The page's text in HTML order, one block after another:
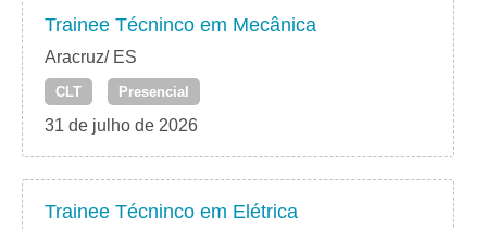
Trainee Técninco em Mecânica
Aracruz/ ES
CLT Presencial
31 de julho de 2026
Trainee Técninco em Elétrica